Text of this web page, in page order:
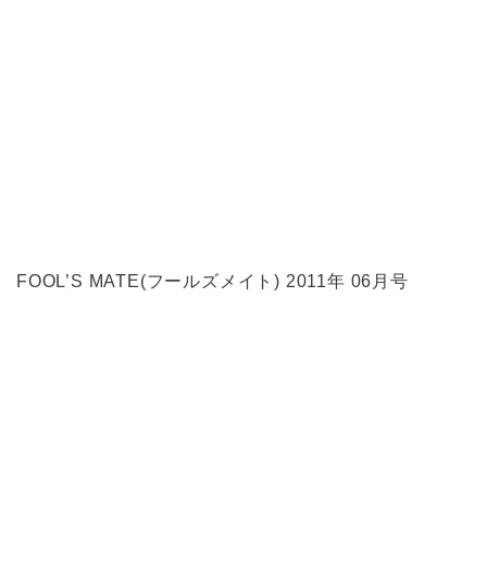
FOOL’S MATE(フールズメイト) 2011年 06月号